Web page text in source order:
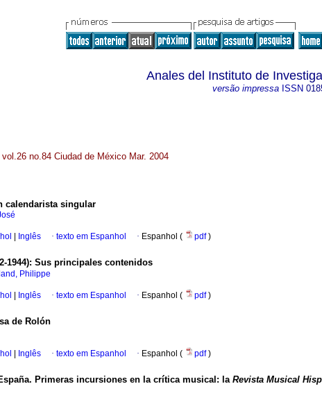
Anales del Instituto de
versão impressaISSN
no.84 Ciudad de México Mar. 2004
calendarista singular
Inglês · texto em Espanhol · Espanhol ( pdf)
1944): Sus principales contenidos
Philippe
Inglês · texto em Espanhol · Espanhol ( pdf)
de Rolón
Inglês · texto em Espanhol · Espanhol ( pdf)
Primeras incursiones en la crítica musical: la Revista Musical